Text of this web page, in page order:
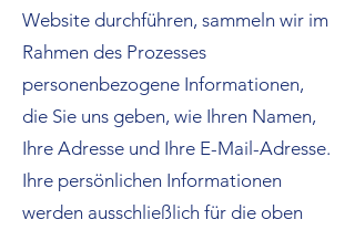
Website durchführen, sammeln wir im
Rahmen des Prozesses
personenbezogene Informationen,
die Sie uns geben, wie Ihren Namen,
Ihre Adresse und Ihre E-Mail-Adresse.
Ihre persönlichen Informationen
werden ausschließlich für die oben